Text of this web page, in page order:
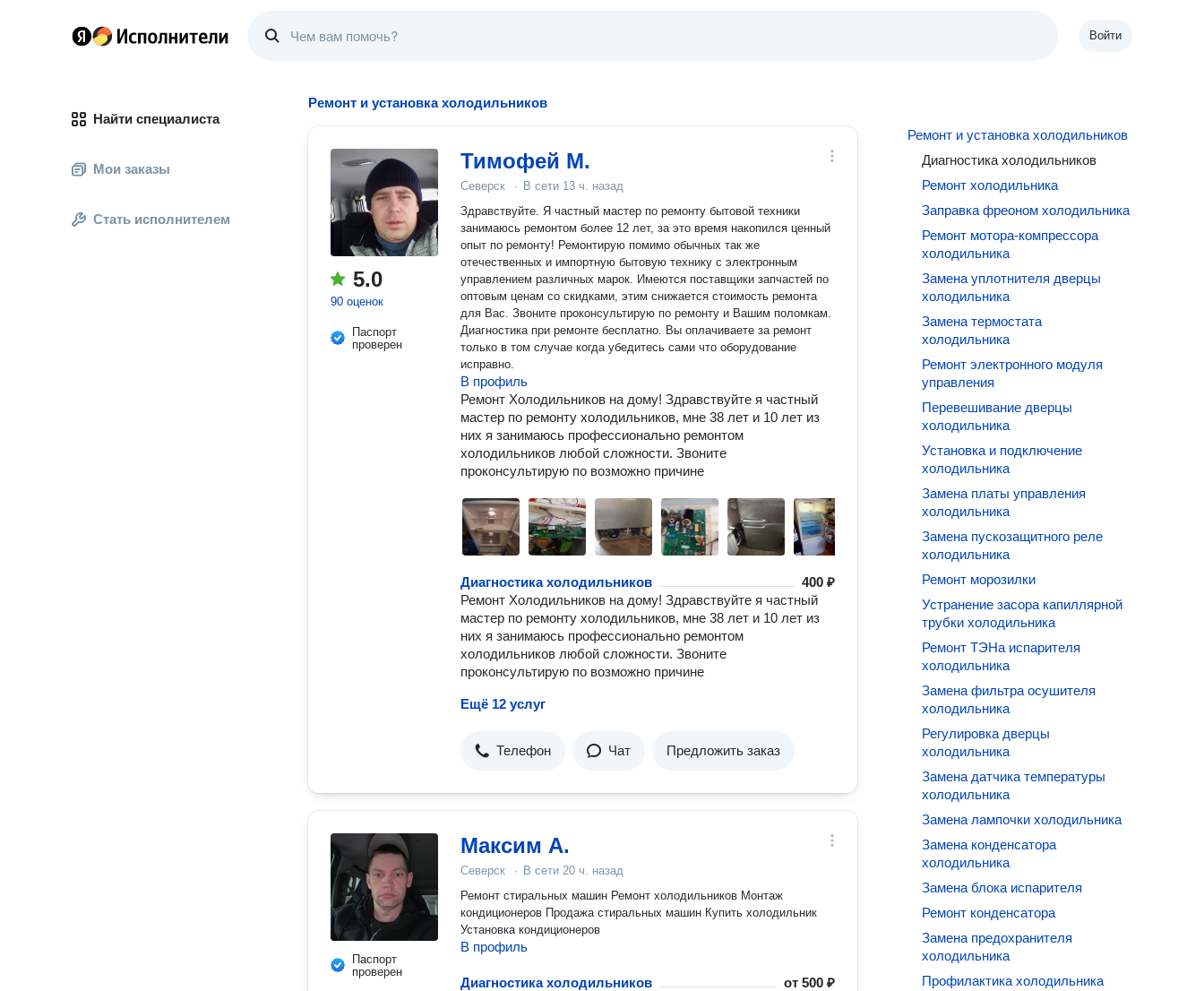
Войти
Найти специалиста
Мои заказы
Стать исполнителем
Ремонт и установка холодильников
5.0
90 оценок
Паспорт
проверен
Тимофей М.
Северск · В сети 13 ч. назад
Здравствуйте. Я частный мастер по ремонту бытовой техники
занимаюсь ремонтом более 12 лет, за это время накопился ценный
опыт по ремонту! Ремонтирую помимо обычных так же
отечественных и импортную бытовую технику с электронным
управлением различных марок. Имеются поставщики запчастей по
оптовым ценам со скидками, этим снижается стоимость ремонта
для Вас. Звоните проконсультирую по ремонту и Вашим поломкам.
Диагностика при ремонте бесплатно. Вы оплачиваете за ремонт
только в том случае когда убедитесь сами что оборудование
исправно.
В профиль
Ремонт Холодильников на дому! Здравствуйте я частный
мастер по ремонту холодильников, мне 38 лет и 10 лет из
них я занимаюсь профессионально ремонтом
холодильников любой сложности. Звоните
проконсультирую по возможно причине
Диагностика холодильников
400 ₽
Ремонт Холодильников на дому! Здравствуйте я частный
мастер по ремонту холодильников, мне 38 лет и 10 лет из
них я занимаюсь профессионально ремонтом
холодильников любой сложности. Звоните
проконсультирую по возможно причине
Ещё 12 услуг
Телефон Чат Предложить заказ
Паспорт
проверен
Максим А.
Северск · В сети 20 ч. назад
Ремонт стиральных машин Ремонт холодильников Монтаж
кондиционеров Продажа стиральных машин Купить холодильник
Установка кондиционеров
В профиль
Диагностика холодильников от500 ₽
Ремонт и установка холодильников
Диагностика холодильников
Ремонт холодильника
Заправка фреоном холодильника
Ремонт мотора-компрессора
холодильника
Замена уплотнителя дверцы
холодильника
Замена термостата
холодильника
Ремонт электронного модуля
управления
Перевешивание дверцы
холодильника
Установка и подключение
холодильника
Замена платы управления
холодильника
Замена пускозащитного реле
холодильника
Ремонт морозилки
Устранение засора капиллярной
трубки холодильника
Ремонт ТЭНа испарителя
холодильника
Замена фильтра осушителя
холодильника
Регулировка дверцы
холодильника
Замена датчика температуры
холодильника
Замена лампочки холодильника
Замена конденсатора
холодильника
Замена блока испарителя
Ремонт конденсатора
Замена предохранителя
холодильника
Профилактика холодильника